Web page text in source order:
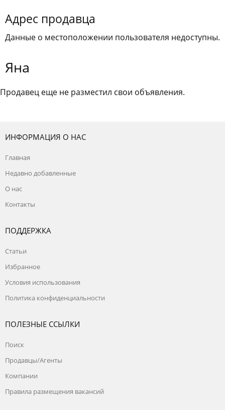
Адрес продавца
Данные о местоположении пользователя недоступны.
Яна
Продавец еще не разместил свои объявления.
ИНФОРМАЦИЯ О НАС
Главная
Недавно добавленные
О нас
Контакты
ПОДДЕРЖКА
Статьи
Избранное
Условия использования
Политика конфиденциальности
ПОЛЕЗНЫЕ ССЫЛКИ
Поиск
Продавцы/Агенты
Компании
Правила размещения вакансий